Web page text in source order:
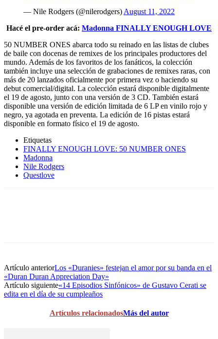
— Nile Rodgers (@nilerodgers) August 11, 2022
Hacé el pre-order acá: Madonna FINALLY ENOUGH LOVE
50 NUMBER ONES abarca todo su reinado en las listas de clubes
de baile con docenas de remixes de los principales productores del
mundo. Además de los favoritos de los fanáticos, la colección
también incluye una selección de grabaciones de remixes raras, con
más de 20 lanzados oficialmente por primera vez o haciendo su
debut comercial/digital. La colección estará disponible digitalmente
el 19 de agosto, junto con una versión de 3 CD. También estará
disponible una versión de edición limitada de 6 LP en vinilo rojo y
negro, ya agotada en preventa. La edición de 16 pistas estará
disponible en formato físico el 19 de agosto.
Etiquetas
FINALLY ENOUGH LOVE: 50 NUMBER ONES
Madonna
Nile Rodgers
Questlove
Artículo anteriorLos «Duranies» festejan el amor por su banda en el
«Duran Duran Appreciation Day»
Artículo siguiente«14 Episodios Sinfónicos» de Gustavo Cerati se
edita en el día de su cumpleaños
Artículos relacionadosMás del autor